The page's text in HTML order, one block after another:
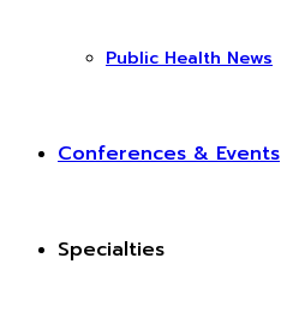
Public Health News
Conferences & Events
Specialties